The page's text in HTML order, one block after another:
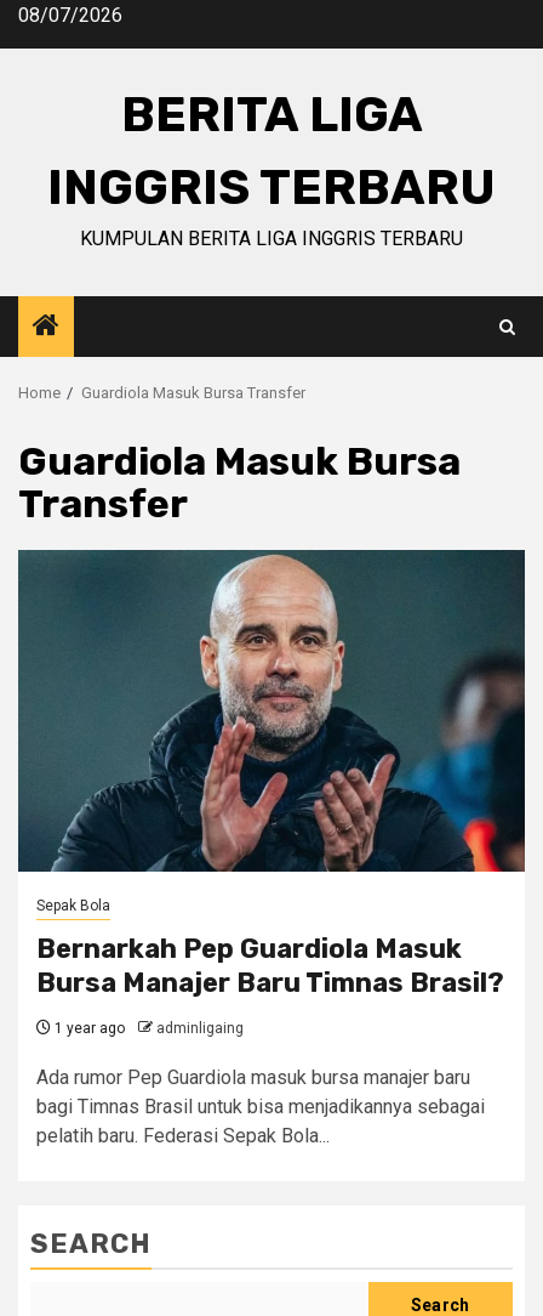
Skip08/07/2026
BERITA LIGA
INGGRIS TERBARU
KUMPULAN BERITA LIGA INGGRIS TERBARU
Home Guardiola Masuk Bursa Transfer
Guardiola Masuk Bursa
Transfer
Sepak Bola
Bernarkah Pep Guardiola Masuk
Bursa Manajer Baru Timnas Brasil?
1 year ago adminligaing
Ada rumor Pep Guardiola masuk bursa manajer baru
bagi Timnas Brasil untuk bisa menjadikannya sebagai
pelatih baru. Federasi Sepak Bola...
SEARCH
Search